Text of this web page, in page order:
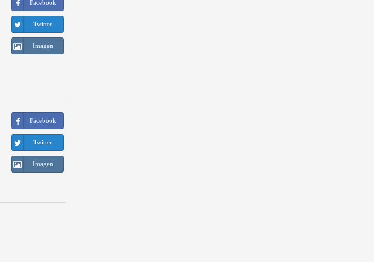
Facebook
Twitter
Imagen
Facebook
Twitter
Imagen